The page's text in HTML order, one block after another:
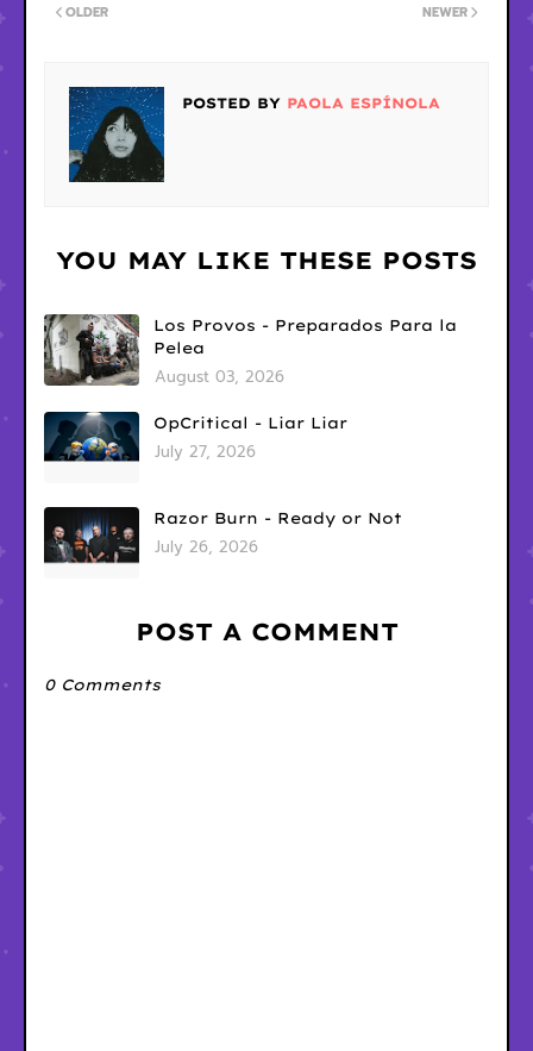
NEWER
OLDER
POSTED BY PAOLA ESPÍNOLA
YOU MAY LIKE THESE POSTS
Los Provos - Preparados Para la
Pelea
August 03, 2026
OpCritical - Liar Liar
July 27, 2026
Razor Burn - Ready or Not
July 26, 2026
POST A COMMENT
0 Comments